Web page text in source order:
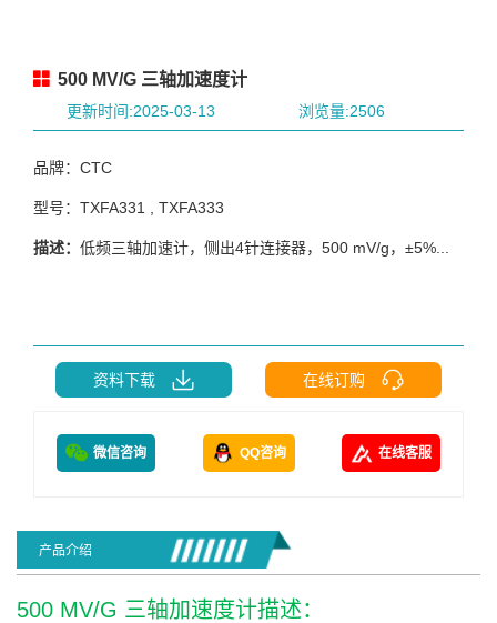
500 MV/G 三轴加速度计
更新时间:2025-03-13 浏览量:2506
品牌：CTC
型号：TXFA331 , TXFA333
描述： 低频三轴加速计，侧出4针连接器，500 mV/g，±5%...
资料下载 在线订购
微信咨询 QQ咨询 在线客服
产品介绍
500 MV/G 三轴加速度计描述：